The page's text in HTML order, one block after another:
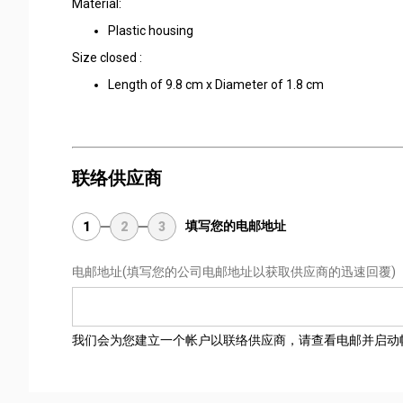
Material:
Plastic housing
Size closed :
Length of 9.8 cm x Diameter of 1.8 cm
联络供应商
1 2 3 填写您的电邮地址
电邮地址(填写您的公司电邮地址以获取供应商的迅速回覆)
我们会为您建立一个帐户以联络供应商，请查看电邮并启动